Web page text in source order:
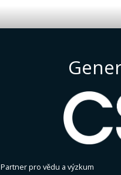
Partner pro vědu a výzkum